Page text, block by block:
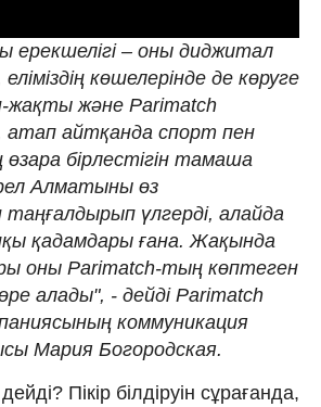
ерекшелігі – оны диджитал
еліміздің көшелерінде де көруге
жақты және Parimatch
атап айтқанда спорт пен
бірлестігін тамаша
Алматыны өз
үлгерді, алайда
қадамдары ғана. Жақында
оны Parimatch-тың көптеген
алады", - дейді Parimatch
коммуникация
Мария Богородская.
Пікір білдіруін сұрағанда,